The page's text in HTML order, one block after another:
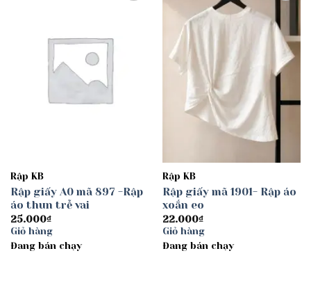
Rập KB
Rập giấy A0 mã 897 -Rập
áo thun trễ vai
25.000₫
Giỏ hàng
Đang bán chạy
wishlist
Rập KB
Rập giấy mã 1901- Rập áo
xoắn eo
22.000₫
Giỏ hàng
Đang bán chạy